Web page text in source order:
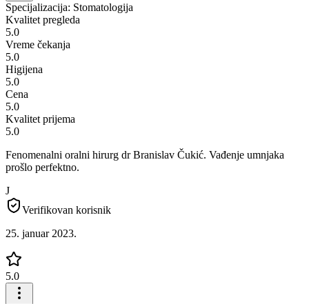
Specijalizacija: Stomatologija
Kvalitet pregleda
5.0
Vreme čekanja
5.0
Higijena
5.0
Cena
5.0
Kvalitet prijema
5.0
Fenomenalni oralni hirurg dr Branislav Čukić. Vađenje umnjaka
prošlo perfektno.
J
Verifikovan korisnik
25. januar 2023.
5.0